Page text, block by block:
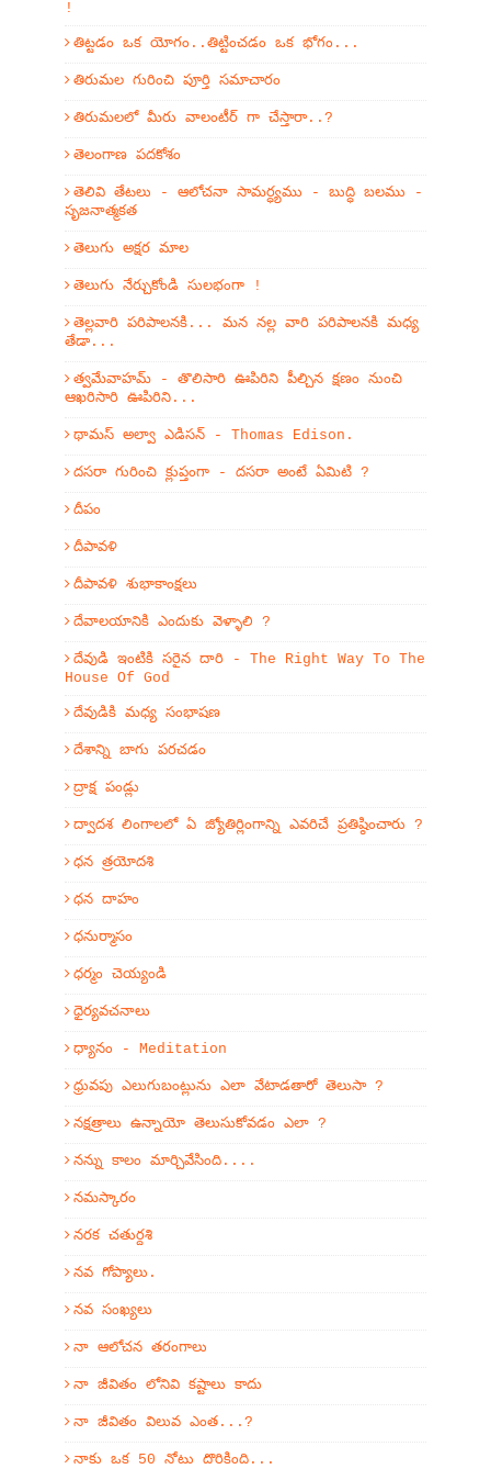
!
తిట్టడం ఒక యోగం..తిట్టించడం ఒక భోగం...
తిరుమల గురించి పూర్తి సమాచారం
తిరుమలలో మీరు వాలంటీర్ గా చేస్తారా..?
తెలంగాణ పదకోశం
తెలివి తేటలు - ఆలోచనా సామర్ధ్యము - బుద్ధి బలము -
సృజనాత్మకత
తెలుగు అక్షర మాల
తెలుగు నేర్చుకోండి సులభంగా !
తెల్లవారి పరిపాలనకి... మన నల్ల వారి పరిపాలనకి మధ్య
తేడా...
త్వమేవాహమ్‌ - తొలిసారి ఊపిరిని పీల్చిన క్షణం నుంచి
ఆఖరిసారి ఊపిరిని...
థామస్ అల్వా ఎడిసన్ - Thomas Edison.
దసరా గురించి క్లుప్తంగా - దసరా అంటే ఏమిటి ?
దీపం
దీపావళి
దీపావళి శుభాకాంక్షలు
దేవాలయానికి ఎందుకు వెళ్ళాలి ?
దేవుడి ఇంటికి సరైన దారి - The Right Way To The
House Of God
దేవుడికి మధ్య సంభాషణ
దేశాన్ని బాగు పరచడం
ద్రాక్ష పండ్లు
ద్వాదశ లింగాలలో ఏ జ్యోతిర్లింగాన్ని ఎవరిచే ప్రతిష్ఠించారు ?
ధన త్రయోదశి
ధన దాహం
ధనుర్మాసం
ధర్మం చెయ్యండి
ధైర్యవచనాలు
ధ్యానం - Meditation
ధ్రువపు ఎలుగుబంట్లును ఎలా వేటాడతారో తెలుసా ?
నక్షత్రాలు ఉన్నాయో తెలుసుకోవడం ఎలా ?
నన్ను కాలం మార్చివేసింది....
నమస్కారం
నరక చతుర్దశి
నవ గోప్యాలు.
నవ సంఖ్యలు
నా ఆలోచన తరంగాలు
నా జీవితం లోనివి కష్టాలు కాదు
నా జీవితం విలువ ఎంత...?
నాకు ఒక 50 నోటు దొరికింది...